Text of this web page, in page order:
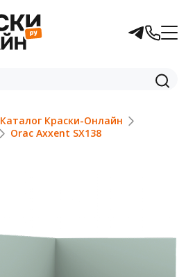
Каталог Краски-Онлайн
Orac Axxent SX138